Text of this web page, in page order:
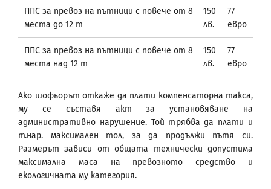
ППС за превоз на пътници с повече от 8
места до 12 т
150
лв.
77
евро
ППС за превоз на пътници с повече от 8
места над 12 т
150
лв.
77
евро
Ако шофьорът откаже да плати компенсаторна такса,
му се съставя акт за установяване на
административно нарушение. Той трябва да плати и
т.нар. максимален тол, за да продължи пътя си.
Размерът зависи от общата технически допустима
максимална маса на превозното средство и
екологичната му категория.